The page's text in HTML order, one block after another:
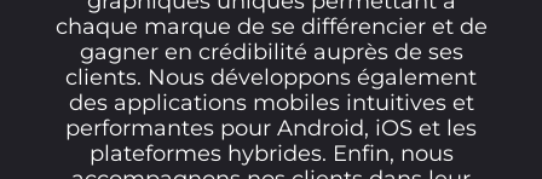
chaque marque de se différencier et de
gagner en crédibilité auprès de ses
clients. Nous développons également
des applications mobiles intuitives et
performantes pour Android, iOS et les
plateformes hybrides. Enfin, nous